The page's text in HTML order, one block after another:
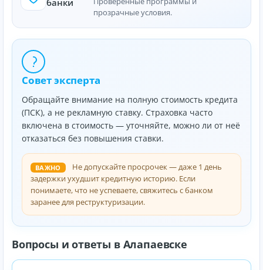
банки
прозрачные условия.
Совет эксперта
Обращайте внимание на полную стоимость кредита
(ПСК), а не рекламную ставку. Страховка часто
включена в стоимость — уточняйте, можно ли от неё
отказаться без повышения ставки.
ВАЖНО
Не допускайте просрочек — даже 1 день
задержки ухудшит кредитную историю. Если
понимаете, что не успеваете, свяжитесь с банком
заранее для реструктуризации.
Вопросы и ответы в Алапаевске